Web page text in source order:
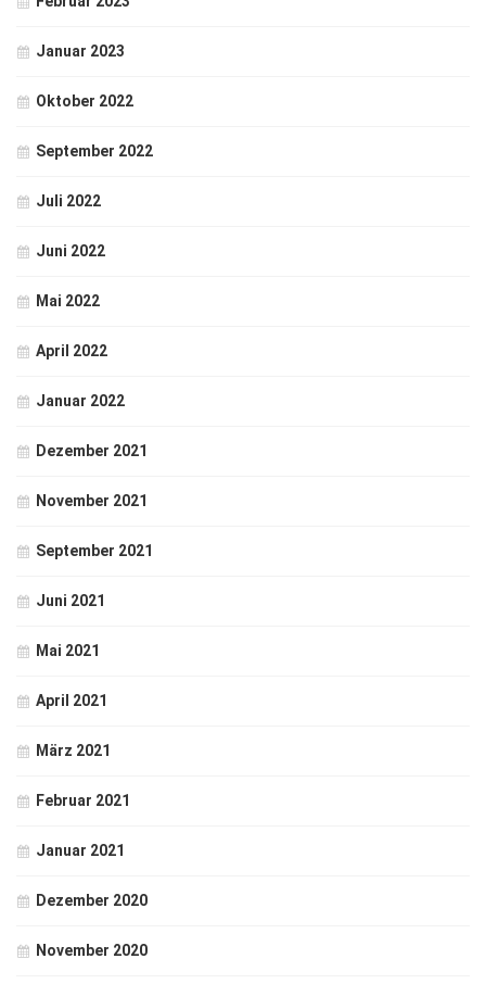
Januar 2023
Oktober 2022
September 2022
Juli 2022
Juni 2022
Mai 2022
April 2022
Januar 2022
Dezember 2021
November 2021
September 2021
Juni 2021
Mai 2021
April 2021
März 2021
Februar 2021
Januar 2021
Dezember 2020
November 2020